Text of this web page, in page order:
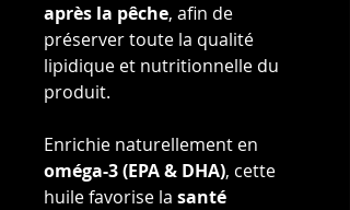
après la pêche, afin de
préserver toute la qualité
lipidique et nutritionnelle du
produit.
Enrichie naturellement en
oméga-3 (EPA & DHA), cette
huile favorise la santé